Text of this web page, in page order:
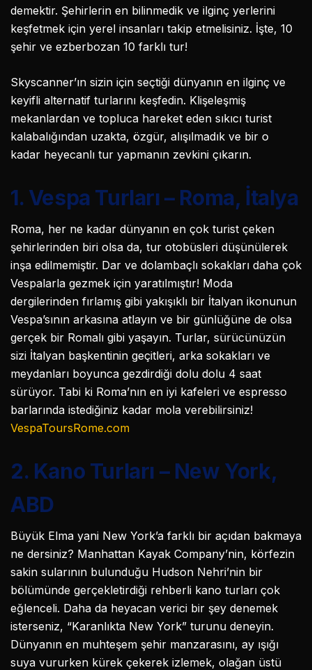
demektir. Şehirlerin en bilinmedik ve ilginç yerlerini
keşfetmek için yerel insanları takip etmelisiniz. İşte, 10
şehir ve ezberbozan 10 farklı tur!
Skyscanner’ın sizin için seçtiği dünyanın en ilginç ve
keyifli alternatif turlarını keşfedin. Klişeleşmiş
mekanlardan ve topluca hareket eden sıkıcı turist
kalabalığından uzakta, özgür, alışılmadık ve bir o
kadar heyecanlı tur yapmanın zevkini çıkarın.
1. Vespa Turları – Roma, İtalya
Roma, her ne kadar dünyanın en çok turist çeken
şehirlerinden biri olsa da, tur otobüsleri düşünülerek
inşa edilmemiştir. Dar ve dolambaçlı sokakları daha çok
Vespalarla gezmek için yaratılmıştır! Moda
dergilerinden fırlamış gibi yakışıklı bir İtalyan ikonunun
Vespa’sının arkasına atlayın ve bir günlüğüne de olsa
gerçek bir Romalı gibi yaşayın. Turlar, sürücünüzün
sizi İtalyan başkentinin geçitleri, arka sokakları ve
meydanları boyunca gezdirdiği dolu dolu 4 saat
sürüyor. Tabi ki Roma’nın en iyi kafeleri ve espresso
barlarında istediğiniz kadar mola verebilirsiniz!
VespaToursRome.com
2. Kano Turları – New York,
ABD
Büyük Elma yani New York’a farklı bir açıdan bakmaya
ne dersiniz? Manhattan Kayak Company’nin, körfezin
sakin sularının bulunduğu Hudson Nehri’nin bir
bölümünde gerçekletirdiği rehberli kano turları çok
eğlenceli. Daha da heyacan verici bir şey denemek
isterseniz, “Karanlıkta New York” turunu deneyin.
Dünyanın en muhteşem şehir manzarasını, ay ışığı
suya vururken kürek çekerek izlemek, olağan üstü